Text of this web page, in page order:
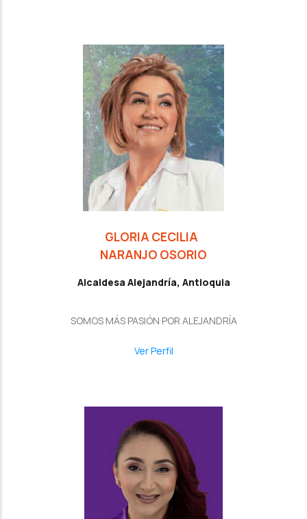
GLORIA CECILIA
NARANJO OSORIO
Alcaldesa Alejandría, Antioquia
SOMOS MÁS PASIÓN POR ALEJANDRÍA
Ver Perfil